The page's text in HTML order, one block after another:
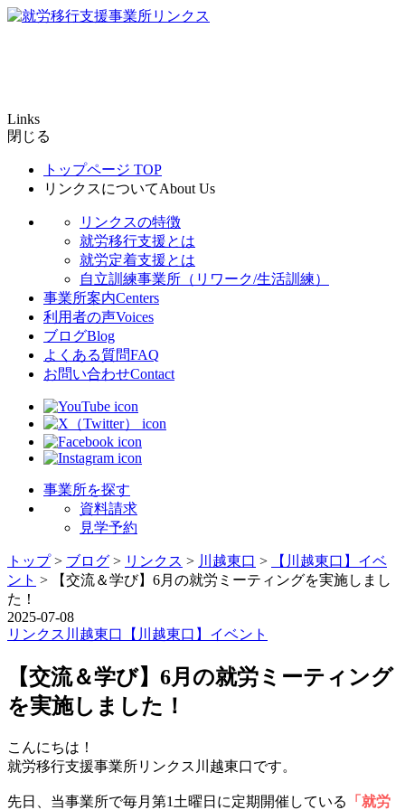
Links
閉じる
トップページ TOP
リンクスについてAbout Us
リンクスの特徴
就労移行支援とは
就労定着支援とは
自立訓練事業所（リワーク/生活訓練）
事業所案内Centers
利用者の声Voices
ブログBlog
よくある質問FAQ
お問い合わせContact
事業所を探す
資料請求
見学予約
トップ> ブログ > リンクス > 川越東口 >
【川越東口】イベ
ント >
【交流＆学び】6月の就労ミーティングを実施しまし
た！
2025-07-08
リンクス 川越東口 【川越東口】イベント
【交流＆学び】6月の就労ミーティング
を実施しました！
こんにちは！
就労移行支援事業所リンクス川越東口です。
先日、当事業所で毎月第1土曜日に定期開催している
「就労